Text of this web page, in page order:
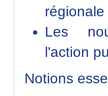
régionale
Les
l'action
Notions